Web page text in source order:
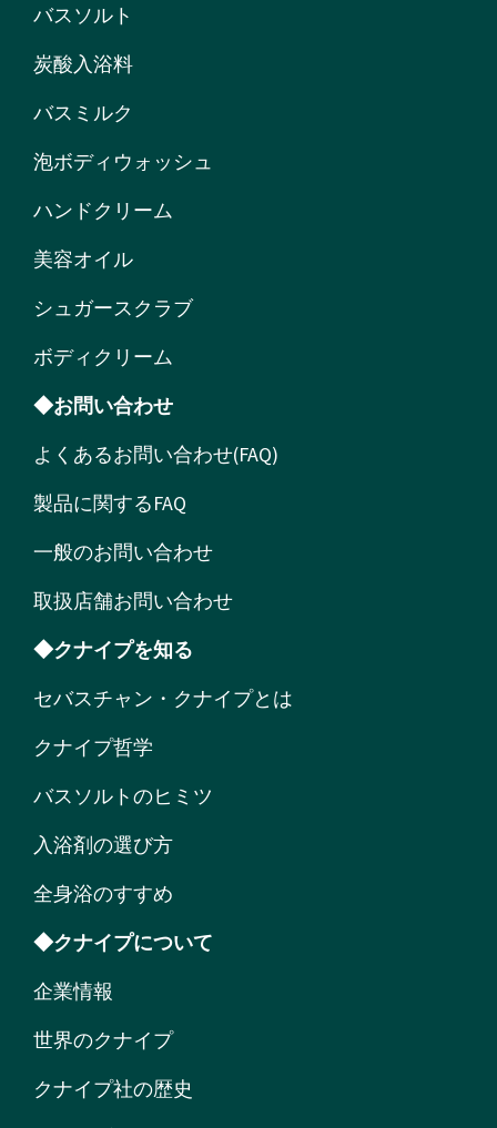
バスソルト
炭酸入浴料
バスミルク
泡ボディウォッシュ
ハンドクリーム
美容オイル
シュガースクラブ
ボディクリーム
◆お問い合わせ
よくあるお問い合わせ(FAQ)
製品に関するFAQ
一般のお問い合わせ
取扱店舗お問い合わせ
◆クナイプを知る
セバスチャン・クナイプとは
クナイプ哲学
バスソルトのヒミツ
入浴剤の選び方
全身浴のすすめ
◆クナイプについて
企業情報
世界のクナイプ
クナイプ社の歴史